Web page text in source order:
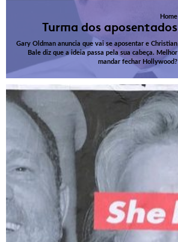
Home
Turma dos aposentados
Gary Oldman anuncia que vai se aposentar e Christian
Bale diz que a ideia passa pela sua cabeça. Melhor
mandar fechar Hollywood?